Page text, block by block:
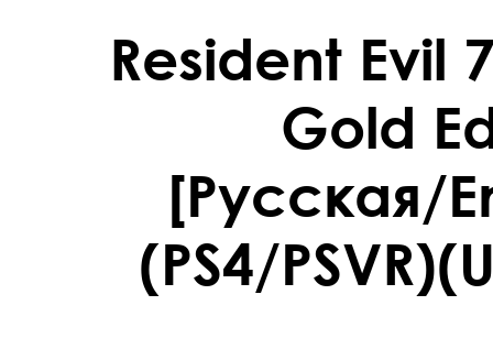
Resident Evil
Gold
[Русская/
(PS4/